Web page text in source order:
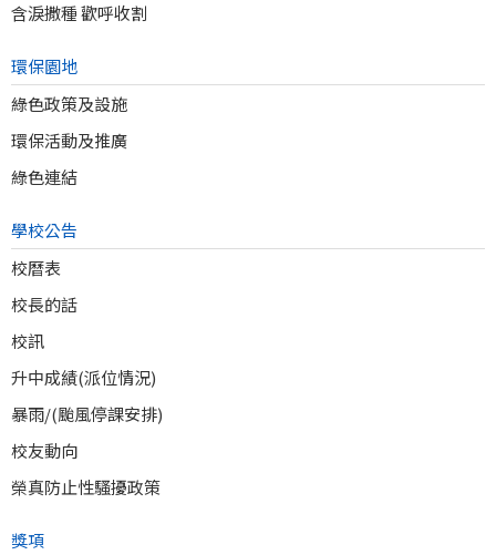
含淚撒種 歡呼收割
環保園地
綠色政策及設施
環保活動及推廣
綠色連結
學校公告
校曆表
校長的話
校訊
升中成績(派位情況)
暴雨/(颱風停課安排)
校友動向
榮真防止性騷擾政策
獎項